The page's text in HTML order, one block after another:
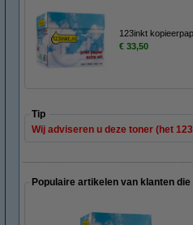
123inkt
€ 33,50
Tip
Wij adviseren u deze toner (het
Populaire artikelen van klanten